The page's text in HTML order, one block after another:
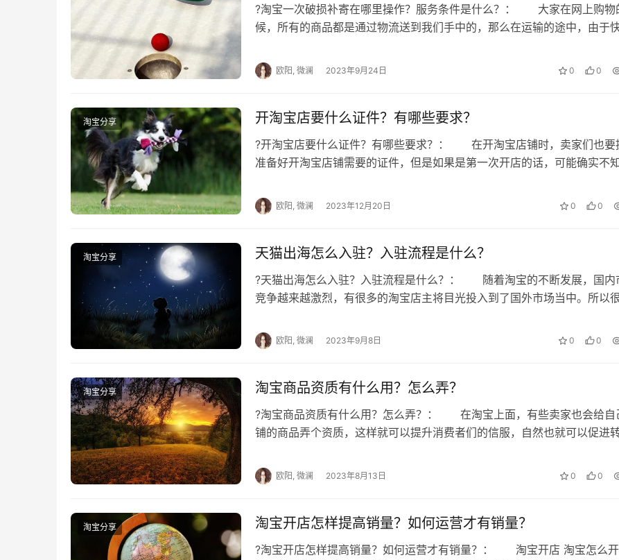
在淘宝帐号过户后是可以重新开店的，除非是过户给朋友这样就不支持开店了，淘宝还是很人性化的，
根据实际的情况来判断到底可不可以开店，所以看到这里大家应该知道根据自己的情况属于哪一类了吧!
推荐阅读：
淘宝开店认证在哪里？为什么要二次认证？
开淘宝网店需要哪些条件?怎么选产品?
本文来自投稿，不代表早谈创业网立场，作者：欧阳, 微澜，如若转载，请注明出处：
https://www.zaotuan.com.cn/141429.html
版权声明：本文内容由互联网用户自发贡献，该文观点仅代表作者本人。本站仅提供信息存储空间服务，不拥有所有权，不承
相关法律责任。如发现本站有涉嫌抄袭侵权/违法违规的内容， 请发送邮件至 153055113@qq.com 举报，一经查实，本站将
刻删除。
?淘宝一次破损补寄在哪里操作？服务条件是什么？： 大家在网上购物
候，所有的商品都是通过物流送到我们手中的，那么在运输的途中，由于
欧阳, 微澜 2023年9月24日 0 0
淘宝分享 开淘宝店要什么证件？有哪些要求？
?开淘宝店要什么证件？有哪些要求？： 在开淘宝店铺时，卖家们也要
准备好开淘宝店铺需要的证件，但是如果是第一次开店的话，可能确实不
欧阳, 微澜 2023年12月20日 0 0
淘宝分享 天猫出海怎么入驻？入驻流程是什么？
?天猫出海怎么入驻？入驻流程是什么？： 随着淘宝的不断发展，国内
竞争越来越激烈，有很多的淘宝店主将目光投入到了国外市场当中。所以
欧阳, 微澜 2023年9月8日 0 0
淘宝分享 淘宝商品资质有什么用？怎么弄？
?淘宝商品资质有什么用？怎么弄？： 在淘宝上面，有些卖家也会给自
铺的商品弄个资质，这样就可以提升消费者们的信服，自然也就可以促进
欧阳, 微澜 2023年8月13日 0 0
淘宝分享 淘宝开店怎样提高销量？如何运营才有销量？
?淘宝开店怎样提高销量？如何运营才有销量？： 淘宝开店 淘宝怎么开